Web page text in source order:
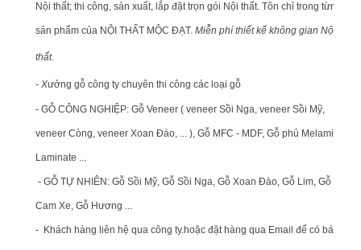
Nội thất; thi công, sản xuất, lắp đặt trọn gói Nội thất. Tôn chỉ trong từng
sản phẩm của NỘI THẤT MỘC ĐẠT. Miễn phí thiết kế không gian Nội
thất.
- Xưởng gỗ công ty chuyên thi công các loại gỗ
- GỖ CÔNG NGHIỆP: Gỗ Veneer ( veneer Sồi Nga, veneer Sồi Mỹ,
veneer Còng, veneer Xoan Đào, ... ), Gỗ MFC - MDF, Gỗ phủ Melamin,
Laminate ...
- GỖ TỰ NHIÊN: Gỗ Sồi Mỹ, Gỗ Sồi Nga, Gỗ Xoan Đào, Gỗ Lim, Gỗ
Cam Xe, Gỗ Hương ...
- Khách hàng liên hệ qua công ty.hoặc đặt hàng qua Email để có báo